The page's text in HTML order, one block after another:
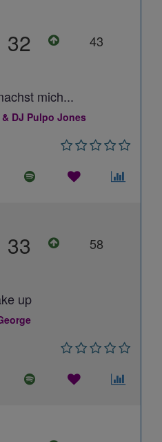
32 43
mich...
DJ Pulpo Jones
33 58
up